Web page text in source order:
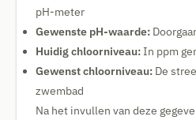
pH-meter
Gewenste pH-waarde:
Huidig chloorniveau:In ppm
Gewenst chloorniveau: De
zwembad
Na het invullen van deze